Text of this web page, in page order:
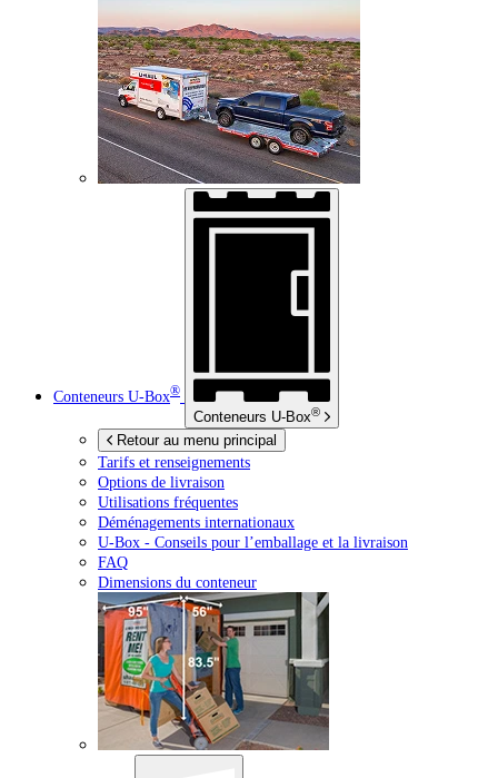
Conteneurs U-Box®
Conteneurs U-Box®
Retour au menu principal
Tarifs et renseignements
Options de livraison
Utilisations fréquentes
Déménagements internationaux
U-Box - Conseils pour l’emballage et la livraison
FAQ
Dimensions du conteneur